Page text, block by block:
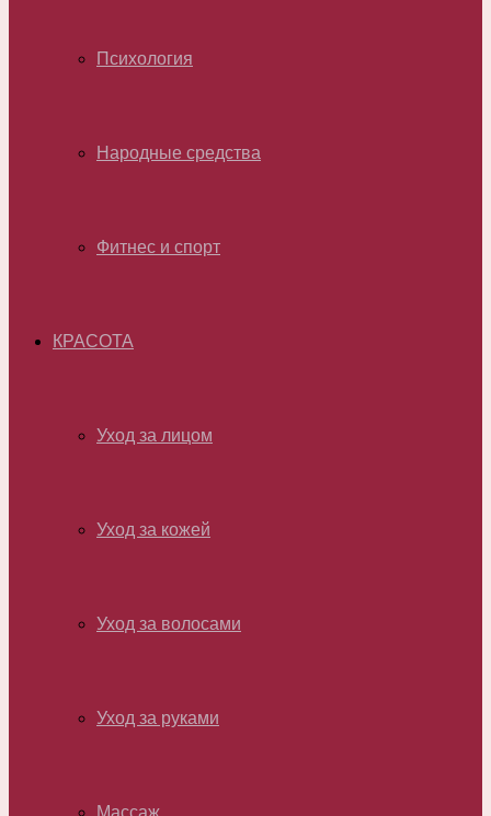
Психология
Народные средства
Фитнес и спорт
КРАСОТА
Уход за лицом
Уход за кожей
Уход за волосами
Уход за руками
Массаж